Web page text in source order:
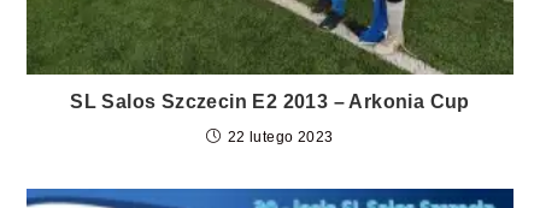
SL Salos Szczecin E2 2013 – Arkonia Cup
22 lutego 2023